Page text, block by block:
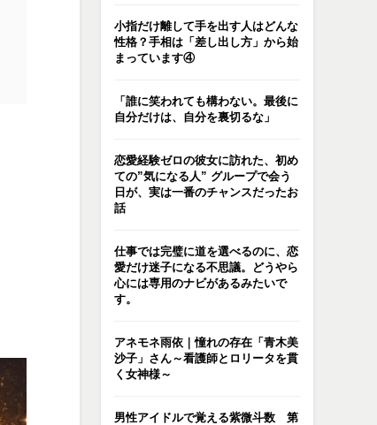
小指だけ離して手を出す人はどんな
性格？手相は「差し出し方」から始
まっています④
「誰に笑われても構わない。最後に
自分だけは、自分を裏切るな」
恋愛経験ゼロの彼女に訪れた、初め
ての”気になる人” グループで会う
日が、実は一番のチャンスだったお
話
仕事では完璧に道を選べるのに、恋
愛だけ迷子になる不思議。どうやら
心には専用のナビがあるみたいで
す。
アネモネ雨依｜憧れの存在「青木美
沙子」さん～看護師とロリータを貫
く女神様～
男性アイドルで覚える紫微斗数 第